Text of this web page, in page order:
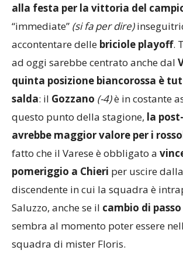
alla festa per la vittoria del
“immediate” (si fa per dire)
accontentare delle briciole playoff.
ad oggi sarebbe centrato anche dal
quinta posizione biancorossa è
salda: il Gozzano (-4)è in costante
questo punto della stagione, la
avrebbe maggior valore per i
fatto che il Varese è obbligato a
pomeriggio a Chieri per uscire
discendente in cui la squadra è
Saluzzo, anche se il cambio di passo
sembra al momento poter essere
squadra di mister Floris.